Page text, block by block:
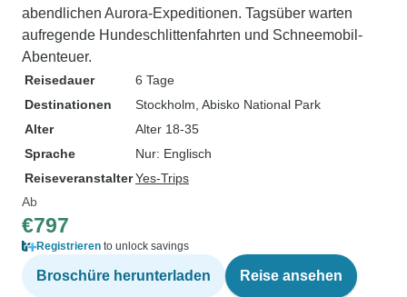
abendlichen Aurora-Expeditionen. Tagsüber warten
aufregende Hundeschlittenfahrten und Schneemobil-
Abenteuer.
Reisedauer
6 Tage
Destinationen
Stockholm , Abisko National Park
Alter
Alter 18-35
Sprache
Nur: Englisch
ReiseveranstalterYes-Trips
Ab
€797
Registrieren to unlock savings
Broschüre herunterladen Reise ansehen